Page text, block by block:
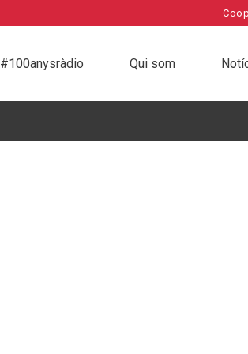
#100anysràdio Qui som